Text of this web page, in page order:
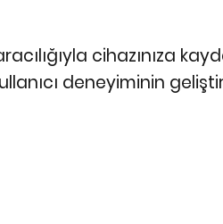
cihazınıza
deneyiminin